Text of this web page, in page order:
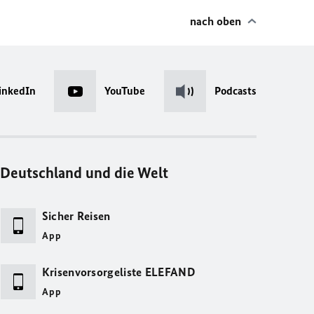
nach oben
YouTube Podcasts
Deutschland und die Welt
Sicher Reisen
App
Krisenvorsorgeliste ELEFAND
App